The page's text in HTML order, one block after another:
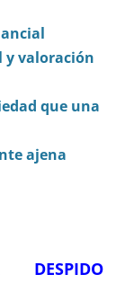
y valoración
que una
ajena
DESPIDO